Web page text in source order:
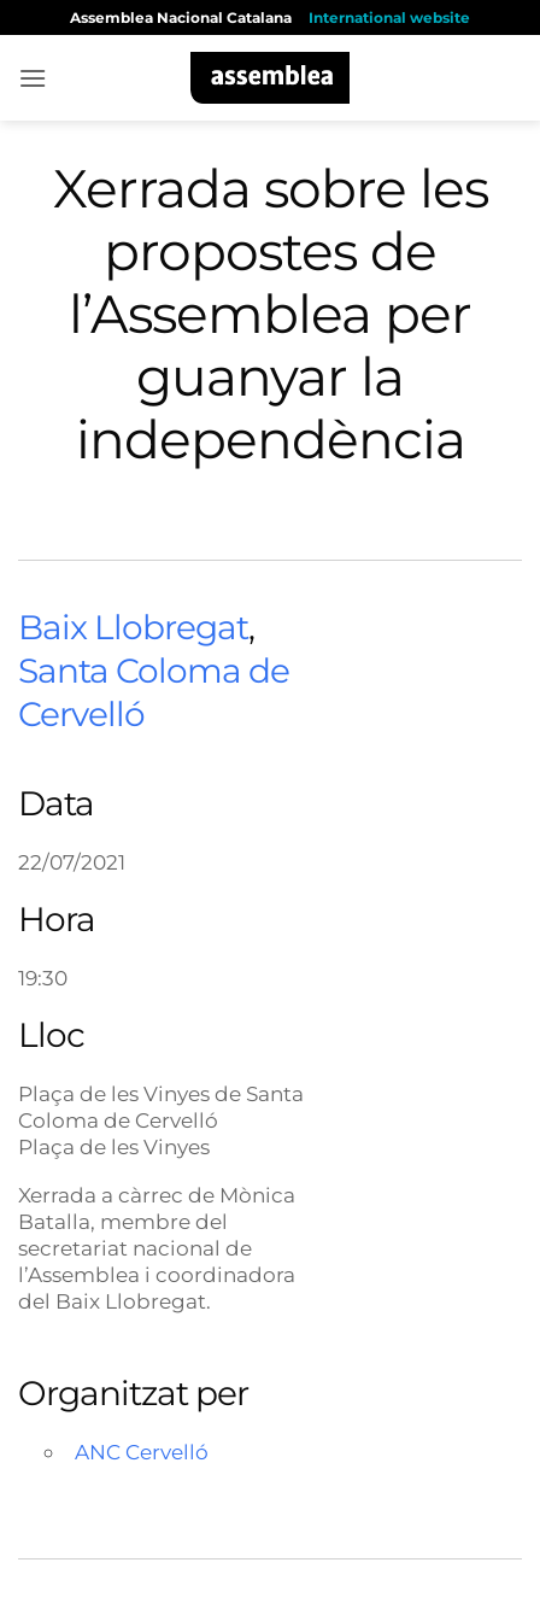
content
Assemblea Nacional Catalana International website
Xerrada sobre les
propostes de
l’Assemblea per
guanyar la
independència
Baix Llobregat,
Santa Coloma de
Cervelló
Data
22/07/2021
Hora
19:30
Lloc
Plaça de les Vinyes de Santa
Coloma de Cervelló
Plaça de les Vinyes
Xerrada a càrrec de Mònica
Batalla, membre del
secretariat nacional de
l’Assemblea i coordinadora
del Baix Llobregat.
Organitzat per
ANC Cervelló